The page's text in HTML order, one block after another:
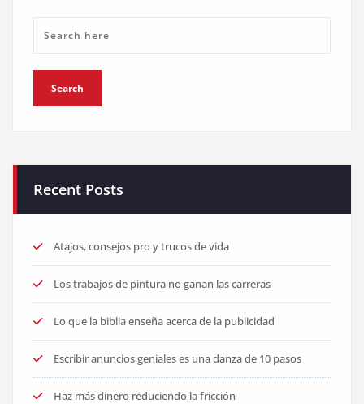
Recent Posts
Atajos, consejos pro y trucos de vida
Los trabajos de pintura no ganan las carreras
Lo que la biblia enseña acerca de la publicidad
Escribir anuncios geniales es una danza de 10 pasos
Haz más dinero reduciendo la fricción